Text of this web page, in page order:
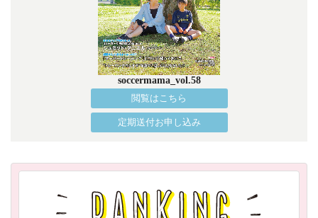
soccermama_vol.58
閲覧はこちら
定期送付お申し込み